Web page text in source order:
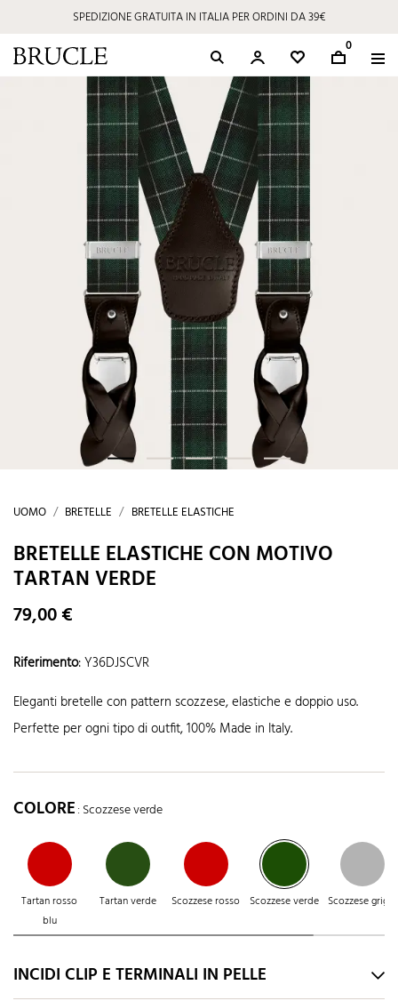
SPEDIZIONE GRATUITA IN ITALIA PER ORDINI DA 39€
0
UOMO BRETELLE BRETELLE ELASTICHE
BRETELLE ELASTICHE CON MOTIVO
TARTAN VERDE
79,00 €
Riferimento:Y36DJSCVR
Eleganti bretelle con pattern scozzese, elastiche e doppio uso.
Perfette per ogni tipo di outfit, 100% Made in Italy.
COLORE: Scozzese verde
Tartan rosso
blu
Tartan verde Scozzese rosso Scozzese verde Scozzese grigio
INCIDI CLIP E TERMINALI IN PELLE